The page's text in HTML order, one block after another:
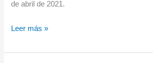
de abril de 2021.
Prueba
de
Leer más »